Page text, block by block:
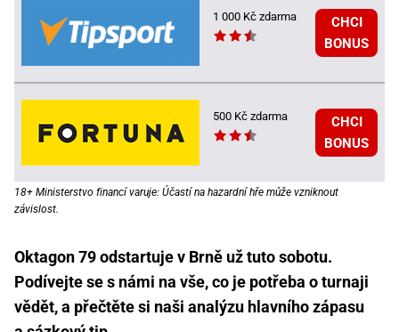
1 000 Kč zdarma
CHCI
BONUS
500 Kč zdarma
CHCI
BONUS
18+ Ministerstvo financí varuje: Účastí na hazardní hře může vzniknout
závislost.
Oktagon 79 odstartuje v Brně už tuto sobotu.
Podívejte se s námi na vše, co je potřeba o turnaji
vědět, a přečtěte si naši analýzu hlavního zápasu